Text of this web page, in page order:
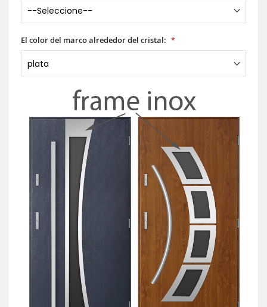
El color del marco alrededor del cristal: